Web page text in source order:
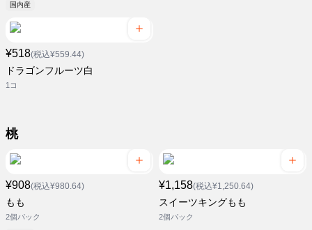
国内産
¥518(税込¥559.44)
ドラゴンフルーツ白
1コ
桃
¥908(税込¥980.64)
もも
2個パック
¥1,158(税込¥1,250.64)
スイーツキングもも
2個パック